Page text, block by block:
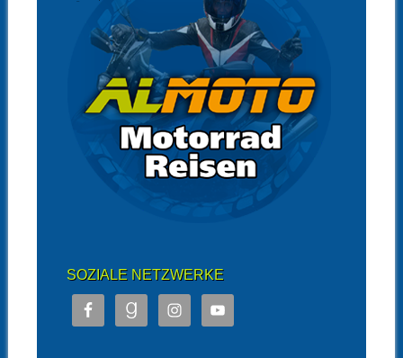
SOZIALE NETZWERKE